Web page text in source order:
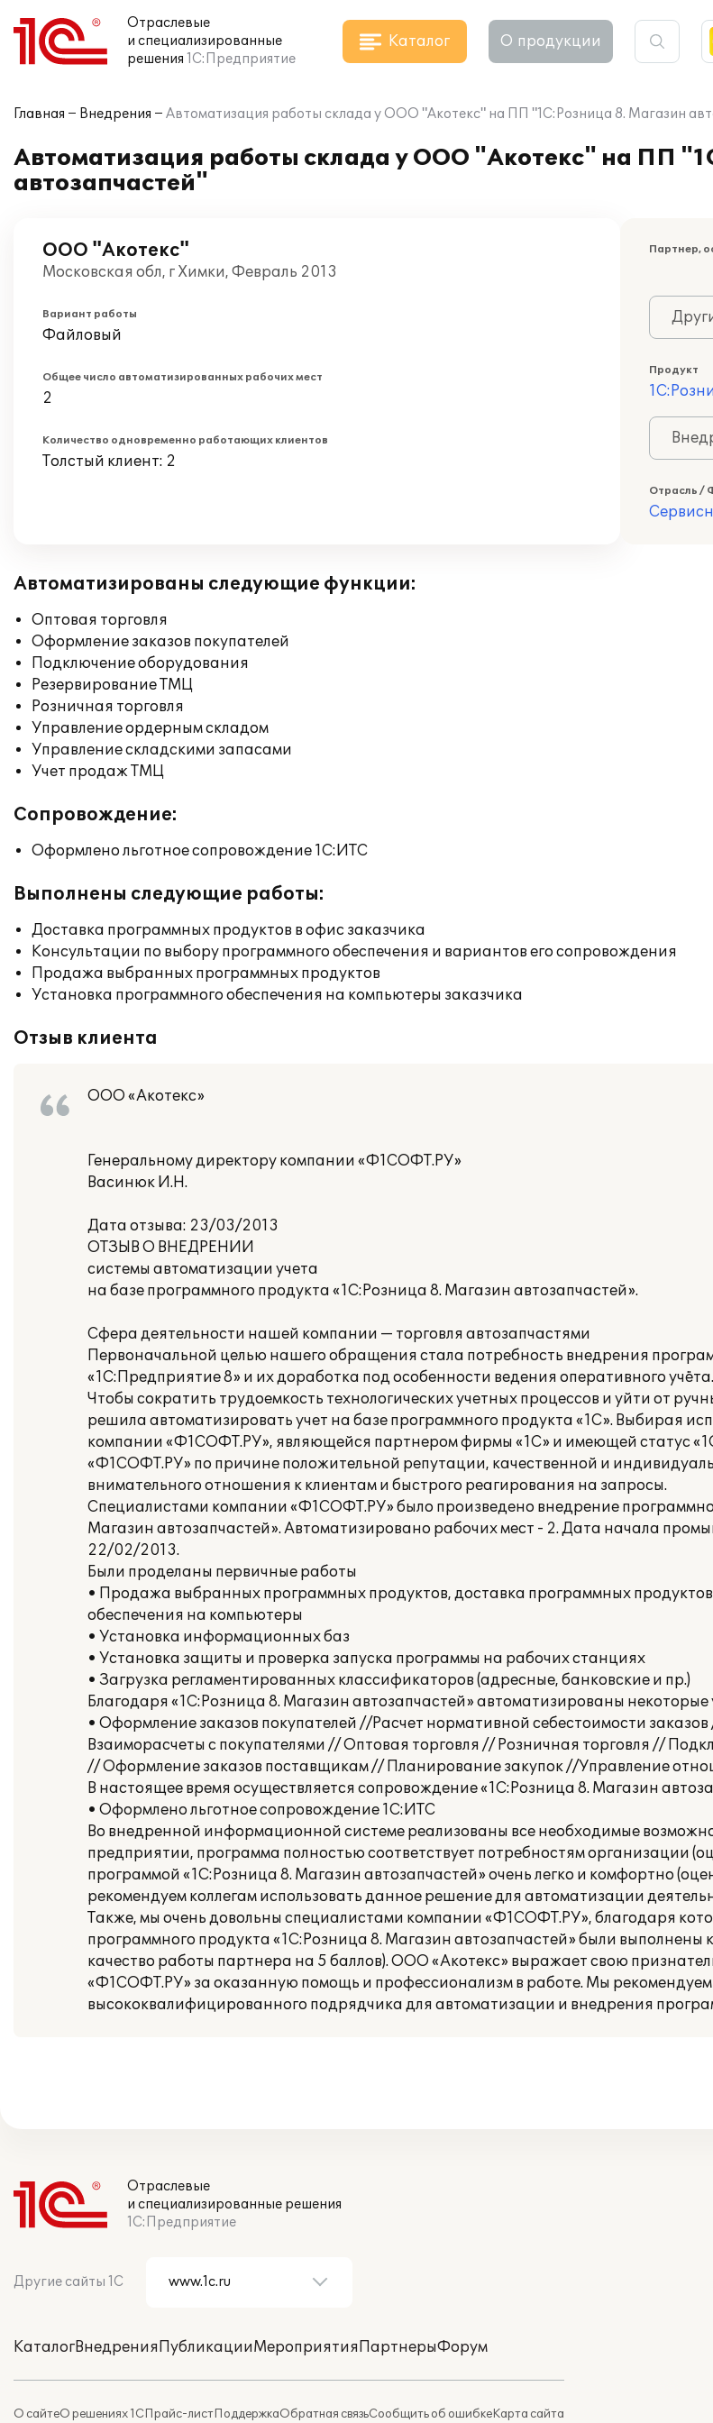
Отраслевые
и специализированные
решения 1С:Предприятие
Каталог О продукции
Главная Внедрения Автоматизация работы склада у ООО "Акотекс" на ПП "1С:Розница 8. Магазин
Автоматизация работы склада у ООО "Акотекс" на ПП
автозапчастей"
ООО "Акотекс"
Московская обл, г Химки, Февраль 2013
Вариант работы
Файловый
Общее число автоматизированных рабочих мест
2
Количество одновременно работающих клиентов
Толстый клиент: 2
Партнер,
Продукт
Отрасль /
Автоматизированы следующие функции:
Оптовая торговля
Оформление заказов покупателей
Подключение оборудования
Резервирование ТМЦ
Розничная торговля
Управление ордерным складом
Управление складскими запасами
Учет продаж ТМЦ
Сопровождение:
Оформлено льготное сопровождение 1С:ИТС
Выполнены следующие работы:
Доставка программных продуктов в офис заказчика
Консультации по выбору программного обеспечения и вариантов его сопровождения
Продажа выбранных программных продуктов
Установка программного обеспечения на компьютеры заказчика
Отзыв клиента
ООО «Акотекс»
Генеральному директору компании «Ф1СОФТ.РУ»
Васинюк И.Н.
Дата отзыва: 23/03/2013
ОТЗЫВ О ВНЕДРЕНИИ
системы автоматизации учета
на базе программного продукта «1С:Розница 8. Магазин автозапчастей».
Сфера деятельности нашей компании — торговля автозапчастями
Первоначальной целью нашего обращения стала потребность внедрения
«1С:Предприятие 8» и их доработка под особенности ведения оперативного учёта.
Чтобы сократить трудоемкость технологических учетных процессов и уйти от
решила автоматизировать учет на базе программного продукта «1С». Выбирая
компании «Ф1СОФТ.РУ», являющейся партнером фирмы «1С» и имеющей статус
«Ф1СОФТ.РУ» по причине положительной репутации, качественной и
внимательного отношения к клиентам и быстрого реагирования на запросы.
Специалистами компании «Ф1СОФТ.РУ» было произведено внедрение
Магазин автозапчастей». Автоматизировано рабочих мест - 2. Дата начала
22/02/2013.
Были проделаны первичные работы
• Продажа выбранных программных продуктов, доставка программных
обеспечения на компьютеры
• Установка информационных баз
• Установка защиты и проверка запуска программы на рабочих станциях
• Загрузка регламентированных классификаторов (адресные, банковские и пр.)
Благодаря «1С:Розница 8. Магазин автозапчастей» автоматизированы некоторые
• Оформление заказов покупателей //Расчет нормативной себестоимости
Взаиморасчеты с покупателями // Оптовая торговля // Розничная торговля //
// Оформление заказов поставщикам // Планирование закупок //Управление
В настоящее время осуществляется сопровождение «1С:Розница 8. Магазин
• Оформлено льготное сопровождение 1С:ИТС
Во внедренной информационной системе реализованы все необходимые
предприятии, программа полностью соответствует потребностям организации
программой «1С:Розница 8. Магазин автозапчастей» очень легко и комфортно
рекомендуем коллегам использовать данное решение для автоматизации
Также, мы очень довольны специалистами компании «Ф1СОФТ.РУ», благодаря
программного продукта «1С:Розница 8. Магазин автозапчастей» были выполнены
качество работы партнера на 5 баллов). ООО «Акотекс» выражает свою
«Ф1СОФТ.РУ» за оказанную помощь и профессионализм в работе. Мы
высококвалифицированного подрядчика для автоматизации и внедрения
Отраслевые
и специализированные решения
1С:Предприятие
Другие сайты 1С
КаталогВнедренияПубликацииМероприятияПартнерыФорум
О сайтеО решениях 1СПрайс-листПоддержкаОбратная связьСообщить об ошибкеКарта сайта